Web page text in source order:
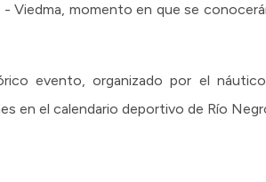
Viedma, momento en que se
evento, organizado por el
en el calendario deportivo de Río